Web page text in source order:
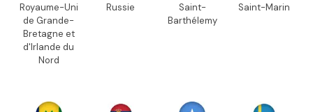
Royaume-Uni
de Grande-
Bretagne et
d'Irlande du
Nord
Russie
Saint-
Barthélemy
Saint-Marin